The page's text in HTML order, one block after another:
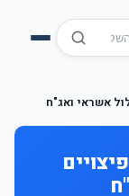
אשראי ואג"ח